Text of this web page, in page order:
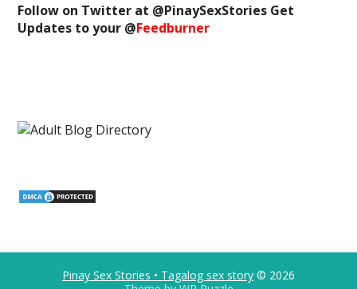
Follow on Twitter at @PinaySexStories Get
Updates to your @Feedburner
Pinay Sex Stories • Tagalog sex story © 2026